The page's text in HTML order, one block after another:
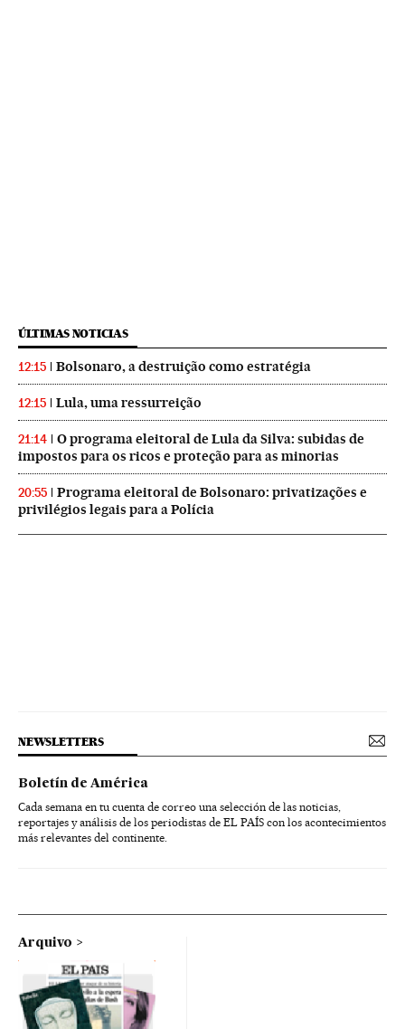
ÚLTIMAS NOTICIAS
12:15 Bolsonaro, a destruição como estratégia
12:15 Lula, uma ressurreição
21:14
O programa eleitoral de Lula da Silva: subidas de
impostos para os ricos e proteção para as minorias
20:55
Programa eleitoral de Bolsonaro: privatizações e
privilégios legais para a Polícia
NEWSLETTERS
Boletín de América
Cada semana en tu cuenta de correo una selección de las noticias,
reportajes y análisis de los periodistas de EL PAÍS con los acontecimientos
más relevantes del continente.
Arquivo